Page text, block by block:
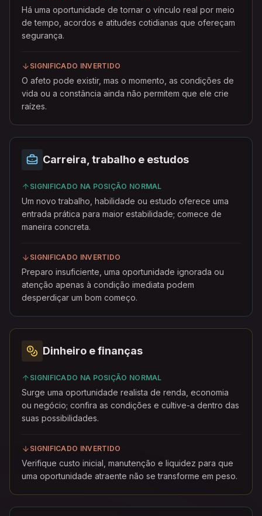
Há uma oportunidade de tornar o vínculo real por meio
de tempo, acordos e atitudes cotidianas que ofereçam
segurança.
SIGNIFICADO INVERTIDO
O afeto pode existir, mas o momento, as condições de
vida ou a constância ainda não permitem que ele crie
raízes.
Carreira, trabalho e estudos
SIGNIFICADO NA POSIÇÃO NORMAL
Um novo trabalho, habilidade ou estudo oferece uma
entrada prática para maior estabilidade; comece de
maneira concreta.
SIGNIFICADO INVERTIDO
Preparo insuficiente, uma oportunidade ignorada ou
atenção apenas à condição imediata podem
desperdiçar um bom começo.
Dinheiro e finanças
SIGNIFICADO NA POSIÇÃO NORMAL
Surge uma oportunidade realista de renda, economia
ou negócio; confira as condições e cultive-a dentro das
suas possibilidades.
SIGNIFICADO INVERTIDO
Verifique custo inicial, manutenção e liquidez para que
uma oportunidade atraente não se transforme em peso.